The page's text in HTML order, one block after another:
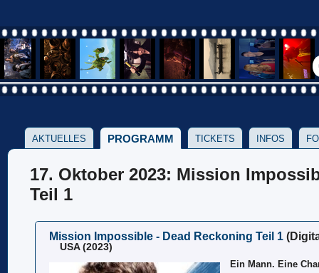
AKTUELLES PROGRAMM TICKETS INFOS
17. Oktober 2023: Mission
Teil 1
Mission Impossible - Dead Reckoning Teil 1
USA (2023)
Ein Mann. Eine